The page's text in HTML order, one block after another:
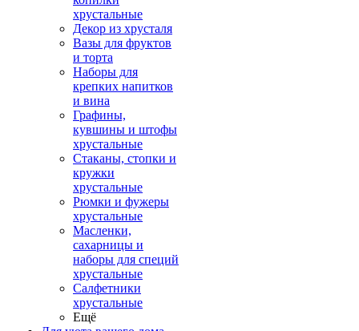
хрустальные
Декор из хрусталя
Вазы для фруктов
и торта
Наборы для
крепких напитков
и вина
Графины,
кувшины и штофы
хрустальные
Стаканы, стопки и
кружки
хрустальные
Рюмки и фужеры
хрустальные
Масленки,
сахарницы и
наборы для специй
хрустальные
Салфетники
хрустальные
Ещё